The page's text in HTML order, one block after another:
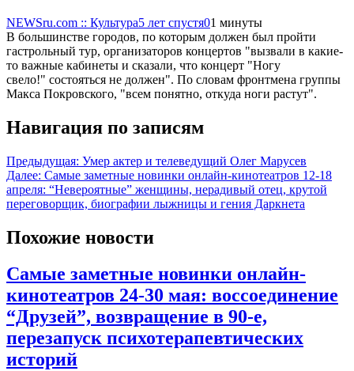
NEWSru.com :: Культура5 лет спустя01 минуты
В большинстве городов, по которым должен был пройти
гастрольный тур, организаторов концертов "вызвали в какие-
то важные кабинеты и сказали, что концерт "Ногу
свело!" состояться не должен". По словам фронтмена группы
Макса Покровского, "всем понятно, откуда ноги растут".
Навигация по записям
Предыдущая: Умер актер и телеведущий Олег Марусев
Далее: Самые заметные новинки онлайн-кинотеатров 12-18
апреля: “Невероятные” женщины, нерадивый отец, крутой
переговорщик, биографии лыжницы и гения Даркнета
Похожие новости
Самые заметные новинки онлайн-
кинотеатров 24-30 мая: воссоединение
“Друзей”, возвращение в 90-е,
перезапуск психотерапевтических
историй